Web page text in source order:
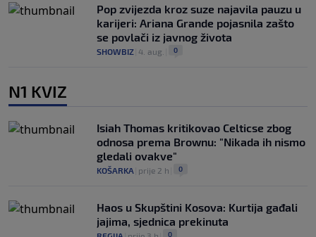
Pop zvijezda kroz suze najavila pauzu u
karijeri: Ariana Grande pojasnila zašto
se povlači iz javnog života
SHOWBIZ 4. aug. 0
N1 KVIZ
Isiah Thomas kritikovao Celticse zbog
odnosa prema Brownu: "Nikada ih nismo
gledali ovakve"
KOŠARKA prije 2 h 0
Haos u Skupštini Kosova: Kurtija gađali
jajima, sjednica prekinuta
0